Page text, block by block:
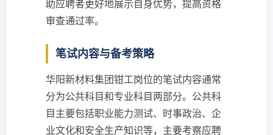
助应聘者更好地展示自身优势，提高资格
审查通过率。
笔试内容与备考策略
华阳新材料集团钳工岗位的笔试内容通常
分为公共科目和专业科目两部分。公共科
目主要包括职业能力测试、时事政治、企
业文化和安全生产知识等，主要考察应聘